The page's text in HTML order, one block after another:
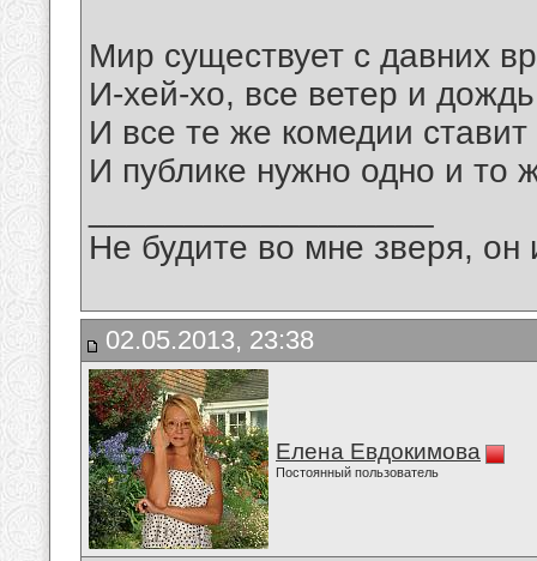
Мир существует с давних
И-хей-хо, все ветер и
И все те же комедии ставит
И публике нужно одно и то
Не будите во мне зверя, он
02.05.2013, 23:38
Елена Евдокимова
Постоянный пользователь